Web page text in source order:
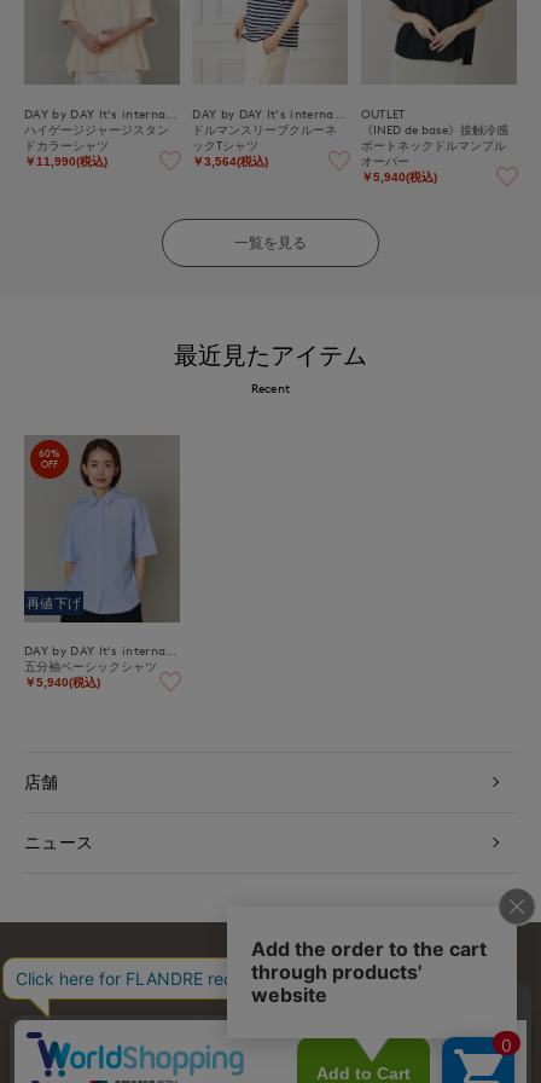
ハイゲージジャージスタン
ドカラーシャツ
￥11,990(税込)
ドルマンスリーブクルーネ
ックTシャツ
￥3,564(税込)
OUTLET
《INED de base》接触冷感
ボートネックドルマンプル
オーバー
￥5,940(税込)
一覧を見る
最近見たアイテム
Recent
60%
OFF
再値下げ
五分袖ベーシックシャツ
￥5,940(税込)
店舗
ニュース
お問い合わせ 利用規約 会社概要 プライバシーポリシー
特定商取引・古物営業法に基づく表示 店舗リスト